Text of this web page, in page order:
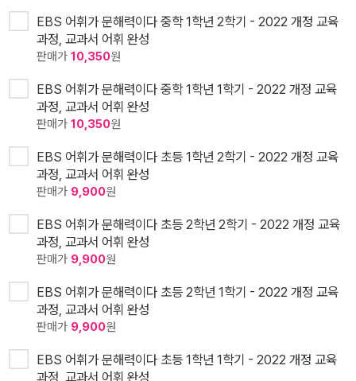
EBS 어휘가 문해력이다 중학 1학년 2학기 - 2022 개정 교육
과정, 교과서 어휘 완성
판매가 10,350원
EBS 어휘가 문해력이다 중학 1학년 1학기 - 2022 개정 교육
과정, 교과서 어휘 완성
판매가 10,350원
EBS 어휘가 문해력이다 초등 1학년 2학기 - 2022 개정 교육
과정, 교과서 어휘 완성
판매가 9,900원
EBS 어휘가 문해력이다 초등 2학년 2학기 - 2022 개정 교육
과정, 교과서 어휘 완성
판매가 9,900원
EBS 어휘가 문해력이다 초등 2학년 1학기 - 2022 개정 교육
과정, 교과서 어휘 완성
판매가 9,900원
EBS 어휘가 문해력이다 초등 1학년 1학기 - 2022 개정 교육
과정, 교과서 어휘 완성